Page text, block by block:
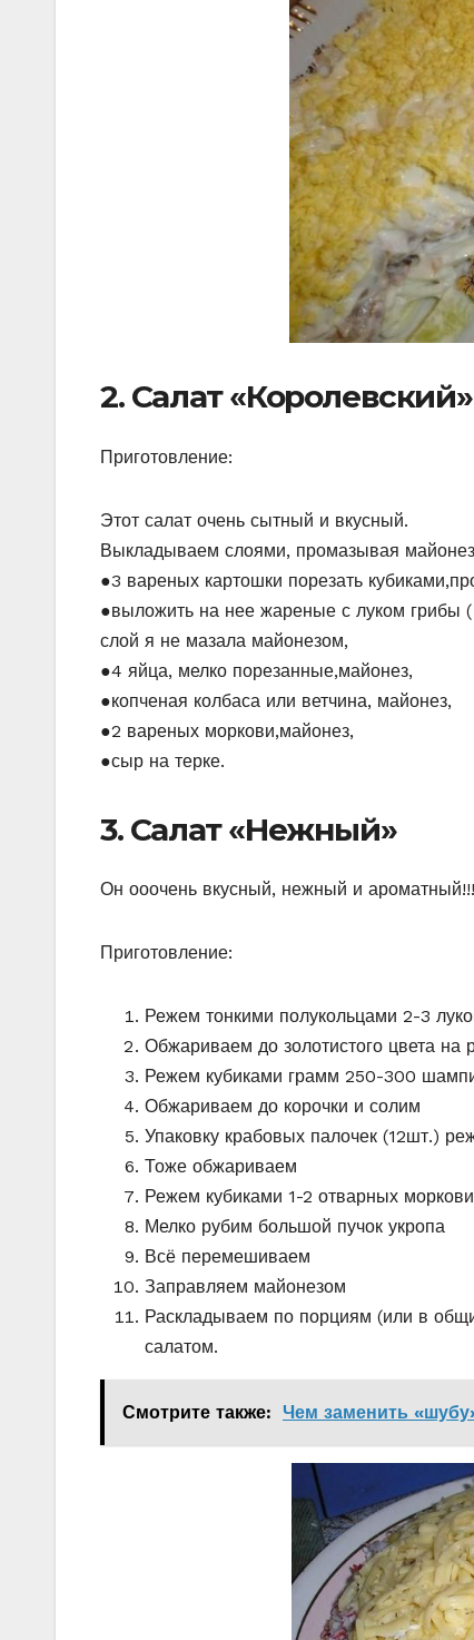
2. Салат «Королевский»
Приготовление:
Этот салат очень сытный и вкусный.
Выкладываем слоями, промазывая
●3 вареных картошки порезать
●выложить на нее жареные с луком грибы
слой я не мазала майонезом,
●4 яйца, мелко порезанные,майонез,
●копченая колбаса или ветчина, майонез,
●2 вареных моркови,майонез,
●сыр на терке.
3. Салат «Нежный»
Он ооочень вкусный, нежный и ароматный!!!
Приготовление:
Режем тонкими полукольцами 2-3
Обжариваем до золотистого цвета на
Режем кубиками грамм 250-300
Обжариваем до корочки и солим
Упаковку крабовых палочек (12шт.)
Тоже обжариваем
Режем кубиками 1-2 отварных моркови
Мелко рубим большой пучок укропа
Всё перемешиваем
Заправляем майонезом
Раскладываем по порциям (или в
салатом.
Смотрите также: Чем заменить